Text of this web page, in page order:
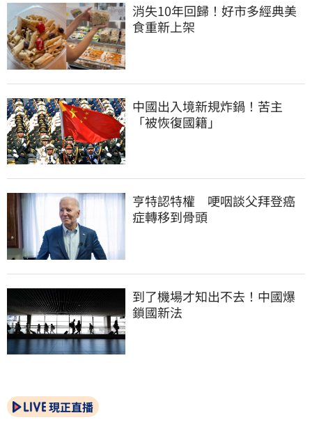
消失10年回歸！好市多經典美
食重新上架
中國出入境新規炸鍋！苦主
「被恢復國籍」
亨特認特權　哽咽談父拜登癌
症轉移到骨頭
到了機場才知出不去！中國爆
鎖國新法
現正直播